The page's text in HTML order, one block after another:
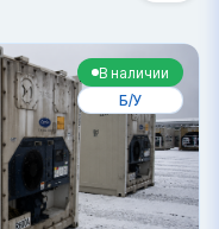
В наличии
Б/У